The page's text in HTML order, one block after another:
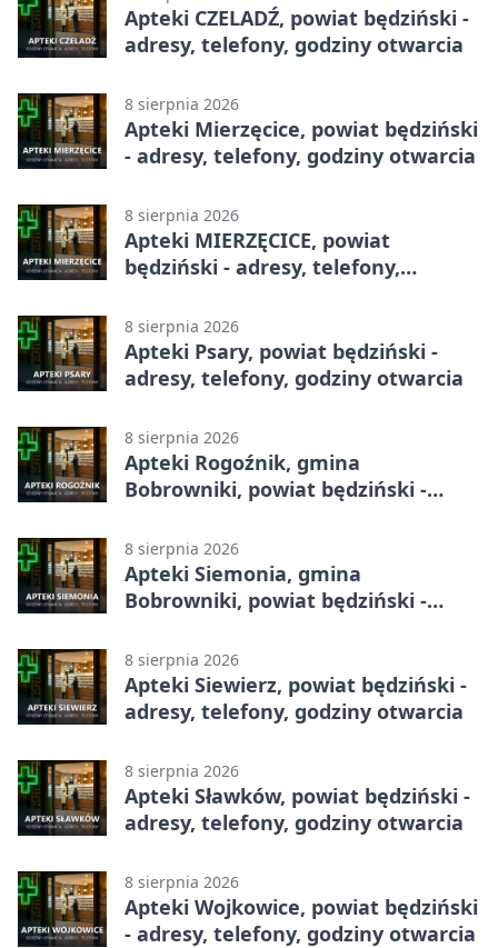
Apteki CZELADŹ, powiat będziński -
adresy, telefony, godziny otwarcia
8 sierpnia 2026
Apteki Mierzęcice, powiat będziński
- adresy, telefony, godziny otwarcia
8 sierpnia 2026
Apteki MIERZĘCICE, powiat
będziński - adresy, telefony,
8 sierpnia 2026
Apteki Psary, powiat będziński -
adresy, telefony, godziny otwarcia
8 sierpnia 2026
Apteki Rogoźnik, gmina
Bobrowniki, powiat będziński -
8 sierpnia 2026
Apteki Siemonia, gmina
Bobrowniki, powiat będziński -
8 sierpnia 2026
Apteki Siewierz, powiat będziński -
adresy, telefony, godziny otwarcia
8 sierpnia 2026
Apteki Sławków, powiat będziński -
adresy, telefony, godziny otwarcia
8 sierpnia 2026
Apteki Wojkowice, powiat będziński
- adresy, telefony, godziny otwarcia